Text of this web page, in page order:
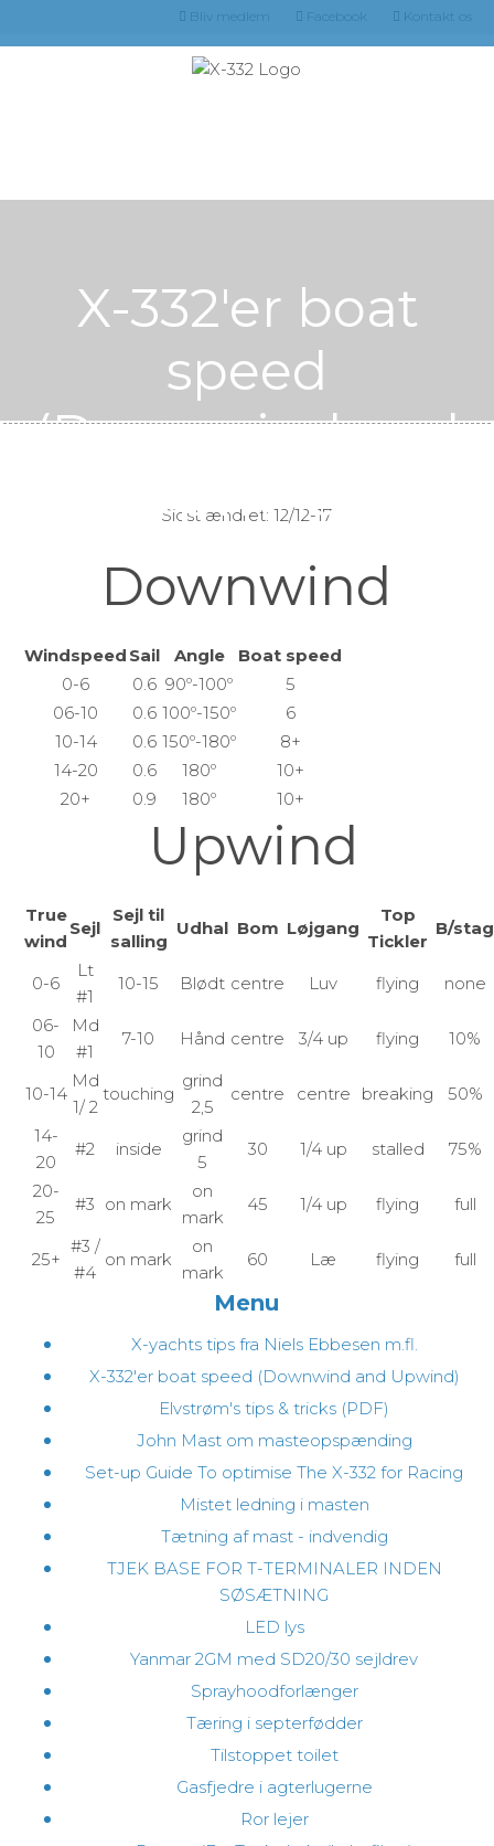
Bliv medlem Facebook Kontakt os
X-332'er boat
speed
(Downwind and
Upwind)
Sidst ændret: 12/12-17
Downwind
Windspeed Sail Angle
Boat speed
0-6
0.6 90º-100º
5
06-10
0.6 100º-150º
6
10-14
0.6 150º-180º
8+
14-20
0.6 180º
10+
20+
0.9 180º 10+
Upwind
True
wind
Sejl
Sejl til
salling
Udhal Bom Løjgang
Top
Tickler
B/stag
0-6
Lt
#1
10-15 Blødt centre Luv flying
none
06-
10
Md
#1
7-10 Hånd centre 3/4 up flying 10%
10-14
Md
1/ 2
touching
grind
2,5
centre centre breaking
50%
14-
20
#2 inside
grind
5
30 1/4 up stalled
75%
20-
25
#3 on mark
on
mark
45 1/4 up flying full
25+
#3 /
#4
on mark
on
mark
60 Læ flying full
Menu
X-yachts tips fra Niels Ebbesen m.fl.
X-332'er boat speed (Downwind and Upwind)
Elvstrøm's tips & tricks (PDF)
John Mast om masteopspænding
Set-up Guide To optimise The X-332 for Racing
Mistet ledning i masten
Tætning af mast - indvendig
TJEK BASE FOR T-TERMINALER INDEN
SØSÆTNING
LED lys
Yanmar 2GM med SD20/30 sejldrev
Sprayhoodforlænger
Tæring i septerfødder
Tilstoppet toilet
Gasfjedre i agterlugerne
Ror lejer